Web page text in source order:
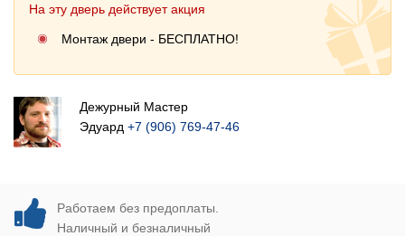
На эту дверь действует акция
Монтаж двери - БЕСПЛАТНО!
Дежурный Мастер
Эдуард +7 (906) 769-47-46
Работаем без предоплаты.
Наличный и безналичный